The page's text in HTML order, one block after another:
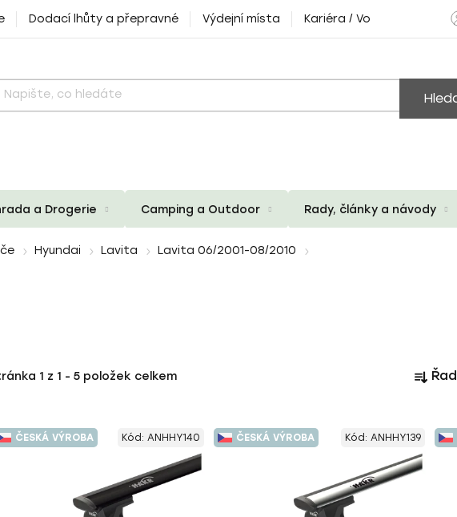
Dodací lhůty a přepravné Výdejní místa Kariéra / Volné pozice
a Drogerie Camping a Outdoor Rady, články a návody
Hyundai Lavita
Lavita 06/2001-08/2010
1 z 1 - 5 položek celkem
a
n
í
ČESKÁ VÝROBA Kód: ANHHY140 ČESKÁ VÝROBA Kód: ANHHY139